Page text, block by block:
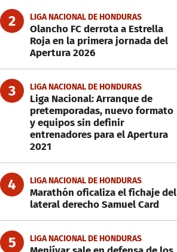
2 LIGA NACIONAL DE HONDURAS
Olancho FC derrota a Estrella
Roja en la primera jornada del
Apertura 2026
3 LIGA NACIONAL DE HONDURAS
Liga Nacional: Arranque de
pretemporadas, nuevo formato
y equipos sin definir
entrenadores para el Apertura
2021
4 LIGA NACIONAL DE HONDURAS
Marathón oficaliza el fichaje del
lateral derecho Samuel Card
5 LIGA NACIONAL DE HONDURAS